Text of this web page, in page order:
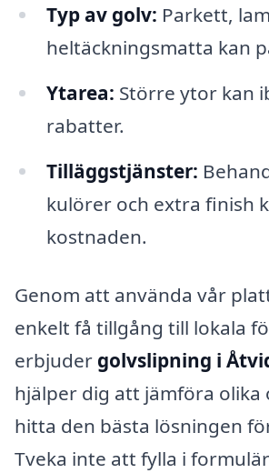
Typ av golv: Parkett,
heltäckningsmatta kan
Ytarea: Större ytor kan
rabatter.
Tilläggstjänster:
kulörer och extra finish
kostnaden.
Genom att använda vår
enkelt få tillgång till lokala
erbjuder golvslipning i
hjälper dig att jämföra olika
hitta den bästa lösningen
Tveka inte att fylla i